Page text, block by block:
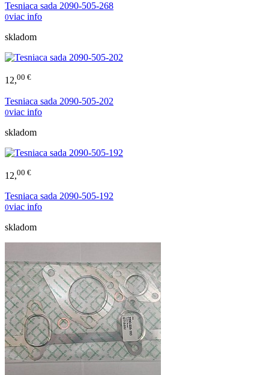
Tesniaca sada 2090-505-268
0viac info
skladom
12,00 €
Tesniaca sada 2090-505-202
0viac info
skladom
12,00 €
Tesniaca sada 2090-505-192
0viac info
skladom